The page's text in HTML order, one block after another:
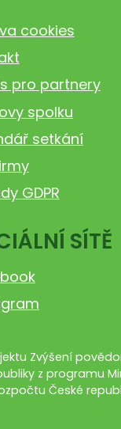
cookies
pro partnery
spolku
setkání
GDPR
SÍTĚ
Zvýšení
z programu
České